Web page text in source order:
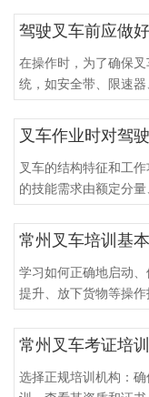
驾驶叉车前应做
在操作时，为了确保
统，如安全带、限速器
叉车作业时对驾
叉车的结构特征和工
的技能需求由额定分量
常州叉车培训基
学习如何正确地启动、
提升、放下货物等操作
常州叉车考证培
选择正规培训机构：